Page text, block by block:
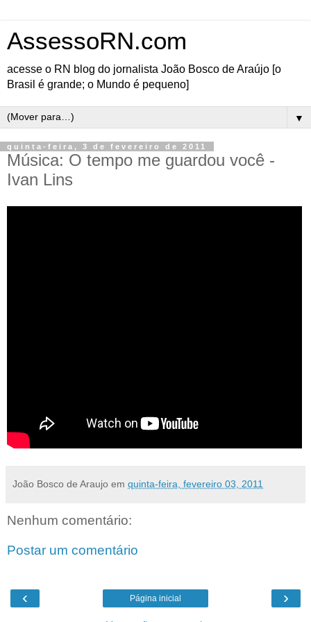
AssessoRN.com
acesse o RN blog do jornalista João Bosco de Araújo [o
Brasil é grande; o Mundo é pequeno]
▼
quinta-feira, 3 de fevereiro de 2011
Música: O tempo me guardou você -
Ivan Lins
João Bosco de Araujo em quinta-feira, fevereiro 03, 2011
Nenhum comentário:
Postar um comentário
‹ ›
Página inicial